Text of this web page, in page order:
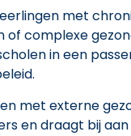
met
of complexe
in een
met externe
en draagt bij